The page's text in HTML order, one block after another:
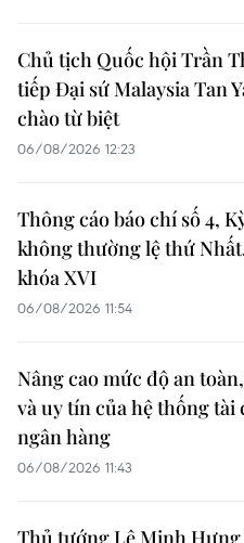
Chủ tịch Quốc hội Trần
tiếp Đại sứ Malaysia Tan
chào từ biệt
06/08/2026 12:23
Thông cáo báo chí số 4,
không thường lệ thứ
khóa XVI
06/08/2026 11:54
Nâng cao mức độ an
và uy tín của hệ thống tài
ngân hàng
06/08/2026 11:43